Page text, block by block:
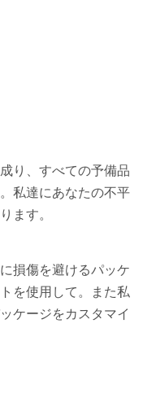
り、すべての予備品
私達にあなたの不平
ます。
損傷を避けるパッケ
を使用して。また私
ケージをカスタマイ